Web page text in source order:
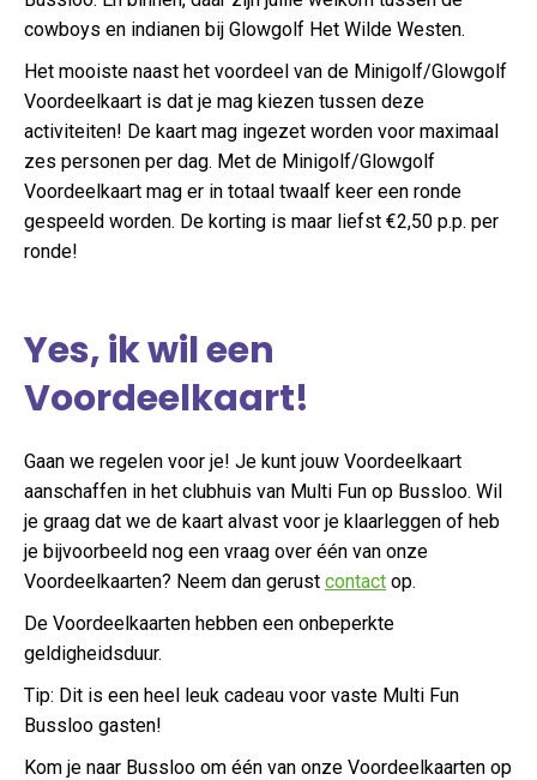
cowboys en indianen bij Glowgolf Het Wilde Westen.
Het mooiste naast het voordeel van de Minigolf/Glowgolf
Voordeelkaart is dat je mag kiezen tussen deze
activiteiten! De kaart mag ingezet worden voor maximaal
zes personen per dag. Met de Minigolf/Glowgolf
Voordeelkaart mag er in totaal twaalf keer een ronde
gespeeld worden. De korting is maar liefst €2,50 p.p. per
ronde!
Yes, ik wil een
Voordeelkaart!
Gaan we regelen voor je! Je kunt jouw Voordeelkaart
aanschaffen in het clubhuis van Multi Fun op Bussloo. Wil
je graag dat we de kaart alvast voor je klaarleggen of heb
je bijvoorbeeld nog een vraag over één van onze
Voordeelkaarten? Neem dan gerust contact op.
De Voordeelkaarten hebben een onbeperkte
geldigheidsduur.
Tip: Dit is een heel leuk cadeau voor vaste Multi Fun
Bussloo gasten!
Kom je naar Bussloo om één van onze Voordeelkaarten op